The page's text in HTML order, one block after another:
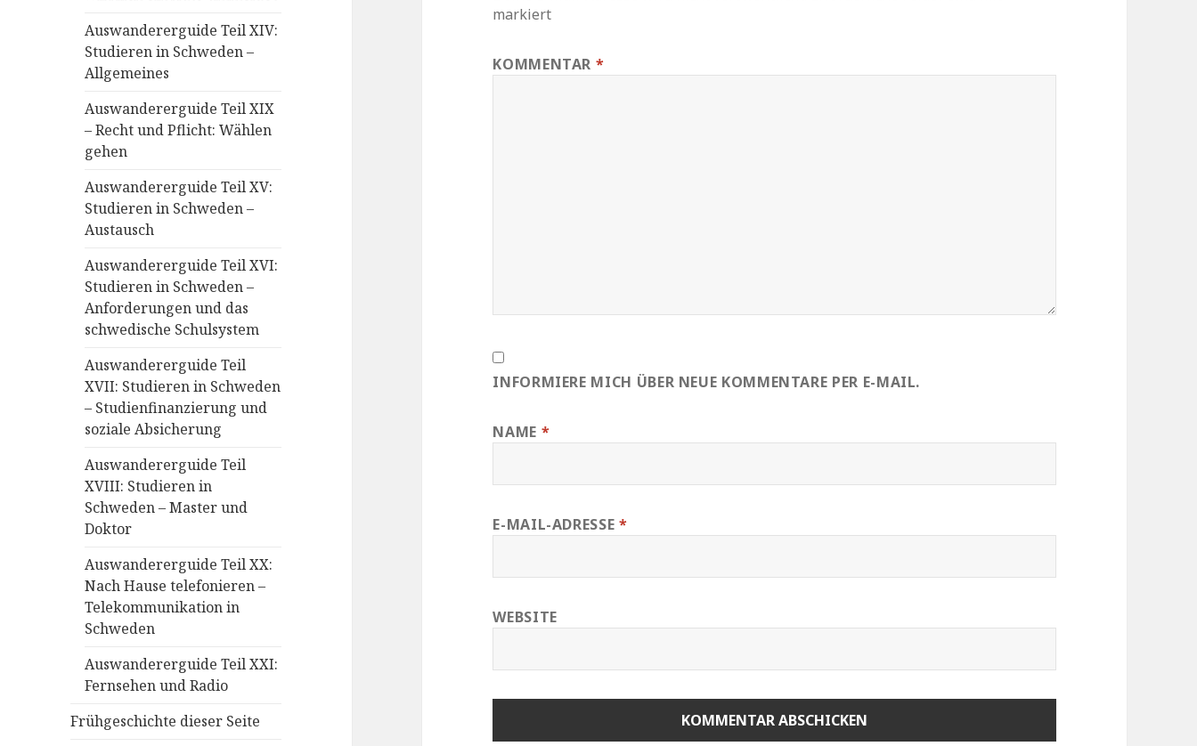
Auswandererguide Teil XIV:
Studieren in Schweden –
Allgemeines
Auswandererguide Teil XIX
– Recht und Pflicht: Wählen
gehen
Auswandererguide Teil XV:
Studieren in Schweden –
Austausch
Auswandererguide Teil XVI:
Studieren in Schweden –
Anforderungen und das
schwedische Schulsystem
Auswandererguide Teil
XVII: Studieren in Schweden
– Studienfinanzierung und
soziale Absicherung
Auswandererguide Teil
XVIII: Studieren in
Schweden – Master und
Doktor
Auswandererguide Teil XX:
Nach Hause telefonieren –
Telekommunikation in
Schweden
Auswandererguide Teil XXI:
Fernsehen und Radio
Frühgeschichte dieser Seite
markiert
KOMMENTAR *
INFORMIERE MICH ÜBER NEUE KOMMENTARE PER E-MAIL.
NAME *
E-MAIL-ADRESSE *
WEBSITE